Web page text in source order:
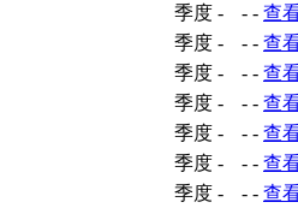
季度 - - - 查
季度 - - - 查
季度 - - - 查
季度 - - - 查
季度 - - - 查
季度 - - - 查
季度 - - - 查